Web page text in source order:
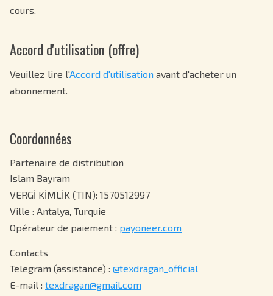
cours.
Accord d'utilisation (offre)
Veuillez lire l'Accord d'utilisation avant d'acheter un
abonnement.
Coordonnées
Partenaire de distribution
Islam Bayram
VERGİ KİMLİK (TIN): 1570512997
Ville : Antalya, Turquie
Opérateur de paiement : payoneer.com
Contacts
Telegram (assistance) : @texdragan_official
E-mail : texdragan@gmail.com